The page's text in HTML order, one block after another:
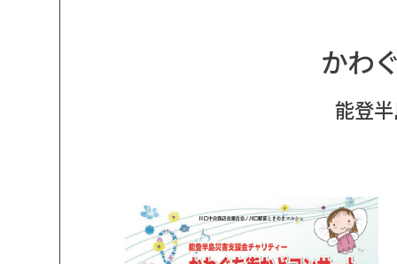
かわ
能登